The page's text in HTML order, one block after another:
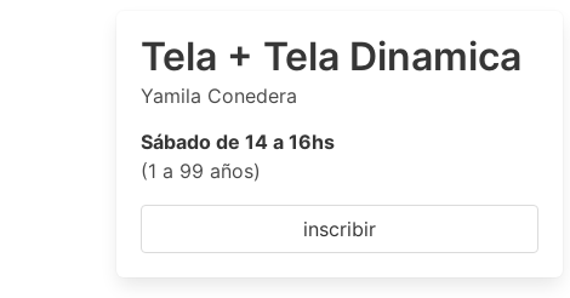
Tela + Tela Dinamica
Yamila Conedera
Sábado de 14 a 16hs
(1 a 99 años)
inscribir